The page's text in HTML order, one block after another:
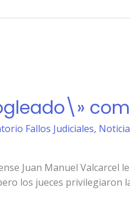
Fallos Judiciales,
Juan Manuel Valcarcel
los jueces privilegiaron